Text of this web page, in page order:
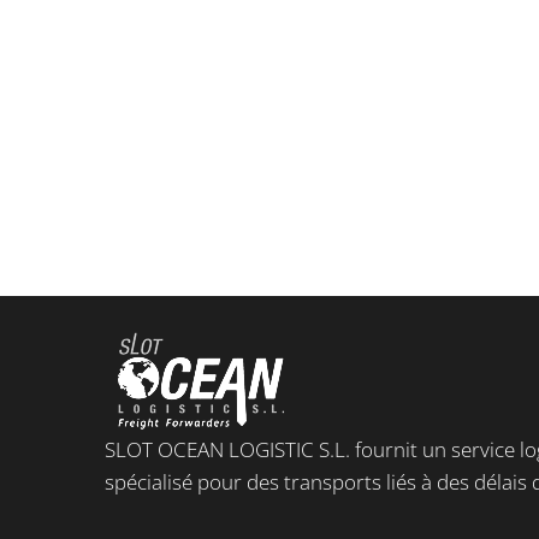
SLOT OCEAN LOGISTIC S.L. fournit un service
spécialisé pour des transports liés à des délais